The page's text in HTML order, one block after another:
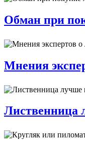
Обман при
Мнения
Лиственница